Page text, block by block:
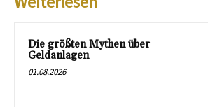
Die größten Mythen über
Geldanlagen
01.08.2026